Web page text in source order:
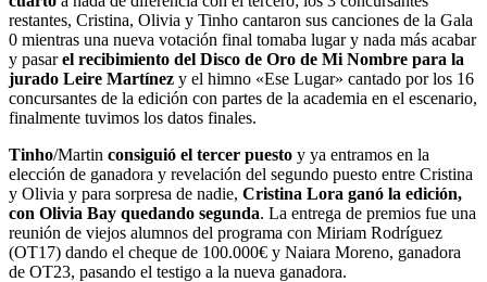
restantes, Cristina, Olivia y Tinho cantaron sus canciones de la Gala
0 mientras una nueva votación final tomaba lugar y nada más acabar
y pasarel recibimiento del Disco de Oro de Mi Nombre para la
jurado Leire Martínez y el himno «Ese Lugar» cantado por los 16
concursantes de la edición con partes de la academia en el escenario,
finalmente tuvimos los datos finales.
Tinho/Martin consiguió el tercer puesto y ya entramos en la
elección de ganadora y revelación del segundo puesto entre Cristina
y Olivia y para sorpresa de nadie, Cristina Lora ganó la edición,
con Olivia Bay quedando segunda. La entrega de premios fue una
reunión de viejos alumnos del programa con Miriam Rodríguez
(OT17) dando el cheque de 100.000€ y Naiara Moreno, ganadora
de OT23, pasando el testigo a la nueva ganadora.